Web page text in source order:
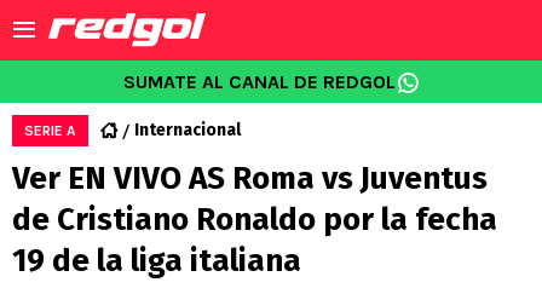
SUMATE AL CANAL DE REDGOL
SERIE A Internacional
Ver EN VIVO AS Roma vs Juventus
de Cristiano Ronaldo por la fecha
19 de la liga italiana